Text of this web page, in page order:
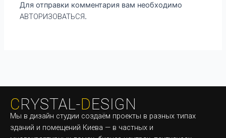
Для отправки комментария вам необходимо
АВТОРИЗОВАТЬСЯ.
Мы в дизайн студии создаём проекты в разных типах
зданий и помещений Киева — в частных и